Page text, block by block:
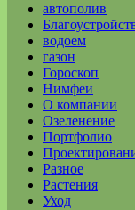
автополив
водоем
газон
Гороскоп
Нимфеи
О компании
Озеленение
Портфолио
Разное
Растения
Уход